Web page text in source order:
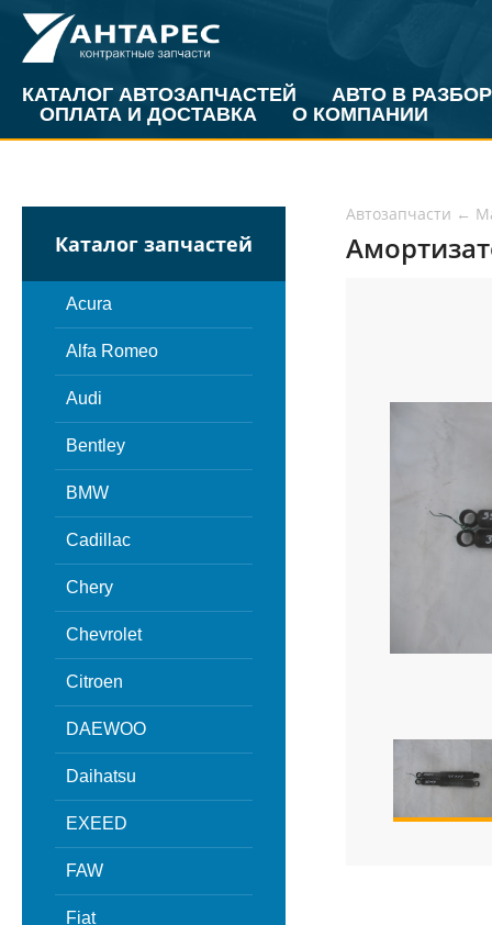
КАТАЛОГ АВТОЗАПЧАСТЕЙ
АВТО В РАЗБОР
ОПЛАТА И ДОСТАВКА
О КОМПАНИИ
Каталог запчастей
Acura
Alfa Romeo
Audi
Bentley
BMW
Cadillac
Chery
Chevrolet
Citroen
DAEWOO
Daihatsu
EXEED
FAW
Fiat
Автозапчасти ←